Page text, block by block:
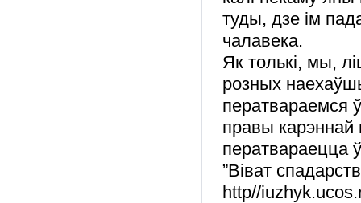
туды, дзе ім
чалавека.
Як толькі, мы,
розных
ператвараемся
правы карэннай
ператвараецца
”Віват
http//